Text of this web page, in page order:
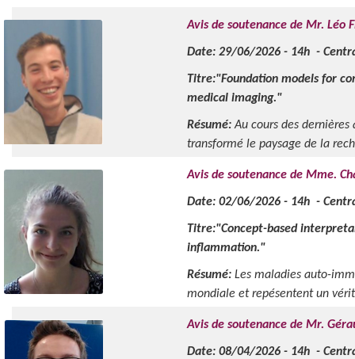
Avis de soutenance de Mr. Léo
Date: 29/06/2026 - 14h -
Titre:"Foundation models for
medical imaging."
Résumé:Au cours des
transformé le paysage de la
Avis de soutenance de Mme.
Date: 02/06/2026 - 14h -
Titre:"Concept-based
inflammation."
Résumé: Les maladies auto-
mondiale et repésentent un
Avis de soutenance de Mr.
Date: 08/04/2026 - 14h -